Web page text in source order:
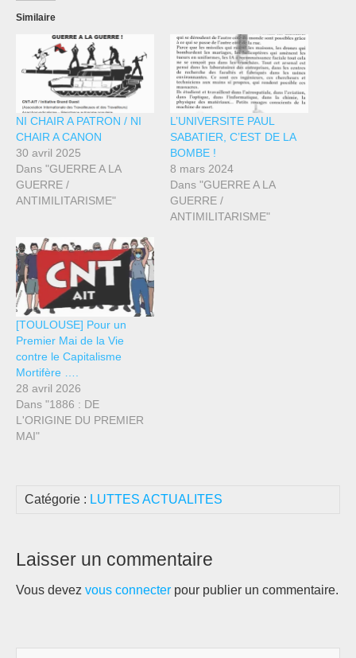
Similaire
NI CHAIR A PATRON / NI
CHAIR A CANON
30 avril 2025
Dans "GUERRE A LA
GUERRE /
ANTIMILITARISME"
L’UNIVERSITE PAUL
SABATIER, C’EST DE LA
BOMBE !
8 mars 2024
Dans "GUERRE A LA
GUERRE /
ANTIMILITARISME"
[TOULOUSE] Pour un
Premier Mai de la Vie
contre le Capitalisme
Mortifère ….
28 avril 2026
Dans "1886 : DE
L'ORIGINE DU PREMIER
MAI"
Catégorie : LUTTES ACTUALITES
Laisser un commentaire
Vous devez vous connecter pour publier un commentaire.